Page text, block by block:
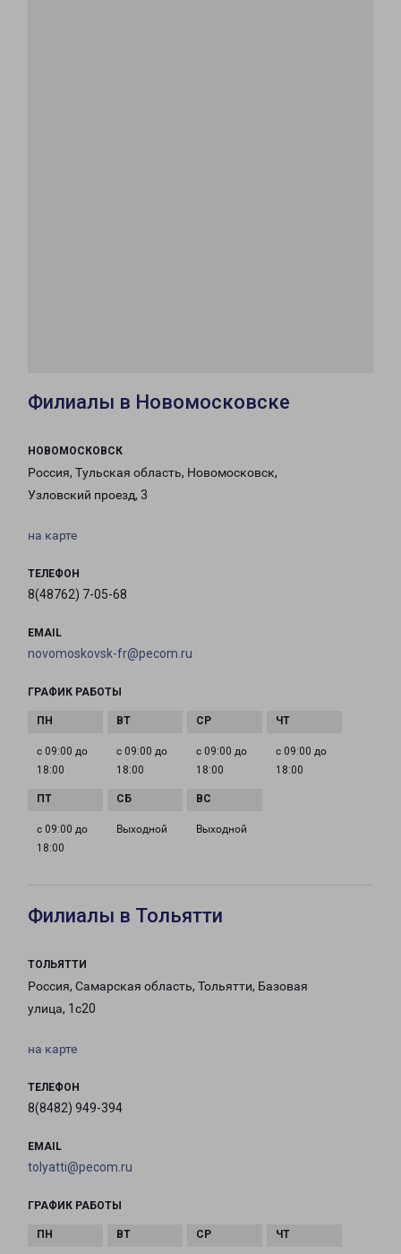
Филиалы в Новомосковске
НОВОМОСКОВСК
Россия, Тульская область, Новомосковск,
Узловский проезд, 3
на карте
ТЕЛЕФОН
8(48762) 7-05-68
EMAIL
novomoskovsk-fr@pecom.ru
ГРАФИК РАБОТЫ
с 09:00 до
18:00
с 09:00 до
18:00
с 09:00 до
18:00
с 09:00 до
18:00
с 09:00 до
18:00
Выходной Выходной
Филиалы в Тольятти
ТОЛЬЯТТИ
Россия, Самарская область, Тольятти, Базовая
улица, 1с20
на карте
ТЕЛЕФОН
8(8482) 949-394
EMAIL
tolyatti@pecom.ru
ГРАФИК РАБОТЫ